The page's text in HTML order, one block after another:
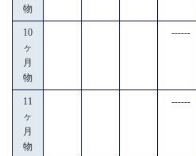
物
10
ヶ
月
物
------
11
ヶ
月
物
------